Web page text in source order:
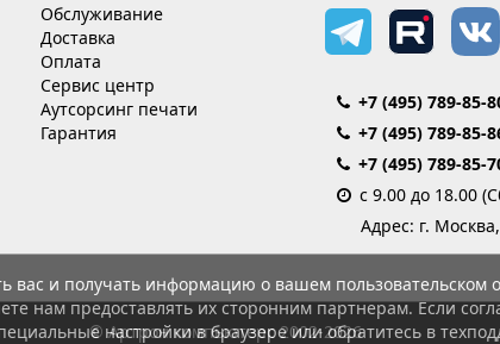
Обслуживание
Доставка
Оплата
Сервис центр
Аутсорсинг печати
Гарантия
+7 (495) 789-85-
+7 (495) 789-85-
+7 (495) 789-85-
с 9.00 до 18.00
Адрес: г.
© Артрон компьютерс 2002-2026
вас и получать информацию о вашем
нам предоставлять их сторонним партнерам. Если
настройки в браузере или обратитесь в